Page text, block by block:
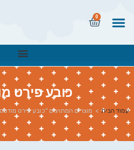
0
כובע פירט
עמוד הבית > מוצרים המתויגים “כובע פירט